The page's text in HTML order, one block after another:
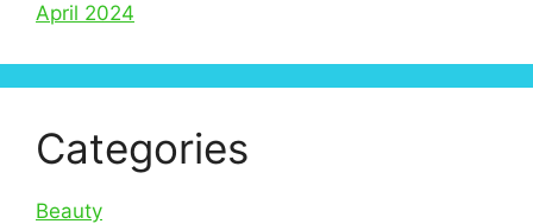
April 2024
Categories
Beauty